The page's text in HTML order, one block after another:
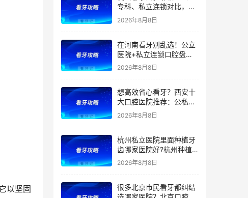
以坚固
专科、私立连锁对比，医
院优势、特色、擅长全都
有，看牙省钱不踩雷！附
种牙、矫正最新价格
2026年8月8日
在河南看牙别乱选！公立
医院+私立连锁口腔盘
点，医院优势、擅长项目
避坑收好！附价格表
2026年8月8日
想高效省心看牙？西安十
大口腔医院推荐：公私立
综合实力测评，精准匹配
种植、矫正、拔牙、补牙
齿项目价格参考
2026年8月8日
杭州私立医院里面种植牙
齿哪家医院好?杭州种植
牙齿多少钱一颗?杭州种
2026年8月8日
很多北京市民看牙都纠结